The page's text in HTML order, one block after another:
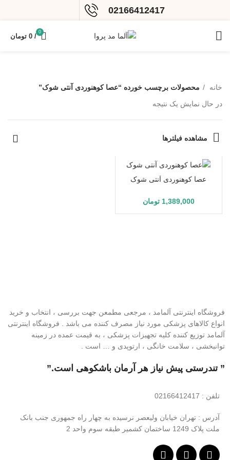
02166412417
0
/
0 تومان
خانه
محصولات برچسب خورده “عصا کوهنوردی آنتی شوک”
در حال نمایش یک نتیجه
مشاهده فیلترها
عصا کوهنوردی آنتی شوک
1,389,000 تومان
فروشگاه اینترنتی آلمامد ، مرجعی مطمعن جهت بررسی ، انتخاب و خرید
انواع کالاهای پزشکی مورد نیاز مصرف کننده می باشد . فروشگاه اینترنتی
آلمامد توزیع کننده کلیه تجهیزات پزشکی ، به قیمت عمده در زمینه
توانبخشی ، سلامت خانگی ، ارتوپدی و … است .
” تندرستی پیش نیاز هر آرمان باشکوهی است.”
تلفن : 02166412417
آدرس : تهران خیابان ولیعصر نرسیده به چهار راه جمهوری جنب بانک
ملت پلاک 1249 ساختمان کشمیر طبقه سوم واحد 2